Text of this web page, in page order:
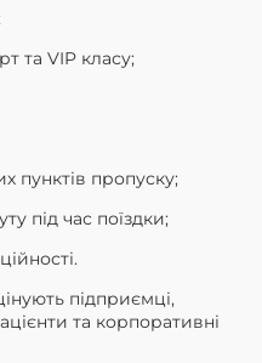
та VIP класу;
пунктів пропуску;
під час поїздки;
підприємці,
та корпоративні